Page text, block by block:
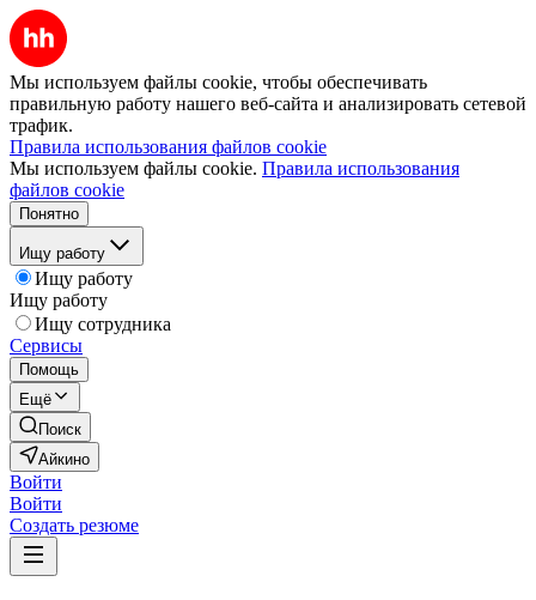
Мы используем файлы cookie, чтобы обеспечивать
правильную работу нашего веб-сайта и анализировать сетевой
трафик.
Правила использования файлов cookie
Мы используем файлы cookie. Правила использования
файлов cookie
Понятно
Ищу работу
Ищу работу
Ищу работу
Ищу сотрудника
Сервисы
Помощь
Ещё
Поиск
Айкино
Войти
Войти
Создать резюме